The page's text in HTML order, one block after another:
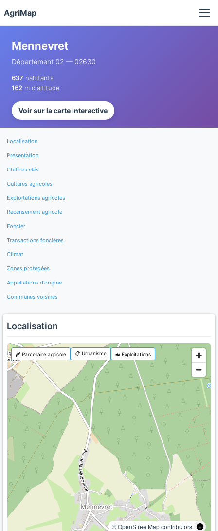
AgriMap
Mennevret
Département 02 — 02630
637 habitants
162 m d'altitude
Voir sur la carte interactive
Localisation
Présentation
Chiffres clés
Cultures agricoles
Exploitations agricoles
Recensement agricole
Foncier
Transactions foncières
Climat
Zones protégées
Appellations d'origine
Communes voisines
Localisation
© OpenStreetMap contributors
🌾 Parcellaire agricole 📋 Urbanisme 🚜 Exploitations